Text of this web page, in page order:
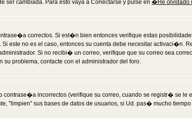
cambiada. Para esto vaya a Conectarse y pulse en �He olvidado
correctos. Si est�n bien entonces verifique estas
este no es el caso, entonces su cuenta debe necesitar activaci�n.
Si no recibi� un correo, verifique que su correo sea
problema, contacte con el administrador del foro.
incorrectos (verifique su correo, cuando se registr� se
"limpien" sus bases de datos de usuarios, si Ud. pas� mucho